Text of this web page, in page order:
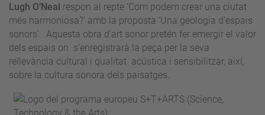
Lugh O’Neal respon al repte ‘Com podem crear una ciutat
més harmoniosa?’ amb la proposta ‘Una geologia d’espais
sonors’. Aquesta obra d’art sonor pretén fer emergir el valor
dels espais on s’enregistrarà la peça per la seva
rellevància cultural i qualitat acústica i sensibilitzar, així,
sobre la cultura sonora dels paisatges.